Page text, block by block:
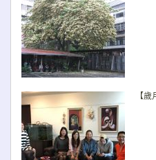
【